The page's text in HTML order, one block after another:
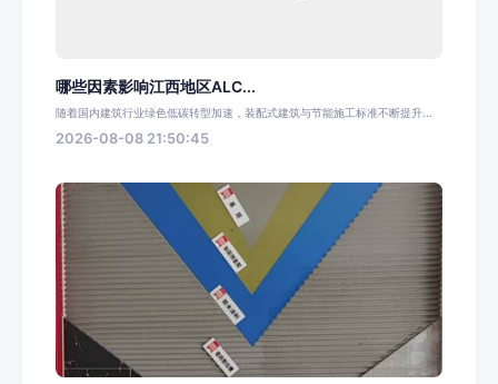
哪些因素影响江西地区ALC...
随着国内建筑行业绿色低碳转型加速，装配式建筑与节能施工标准不断提升...
2026-08-08 21:50:45